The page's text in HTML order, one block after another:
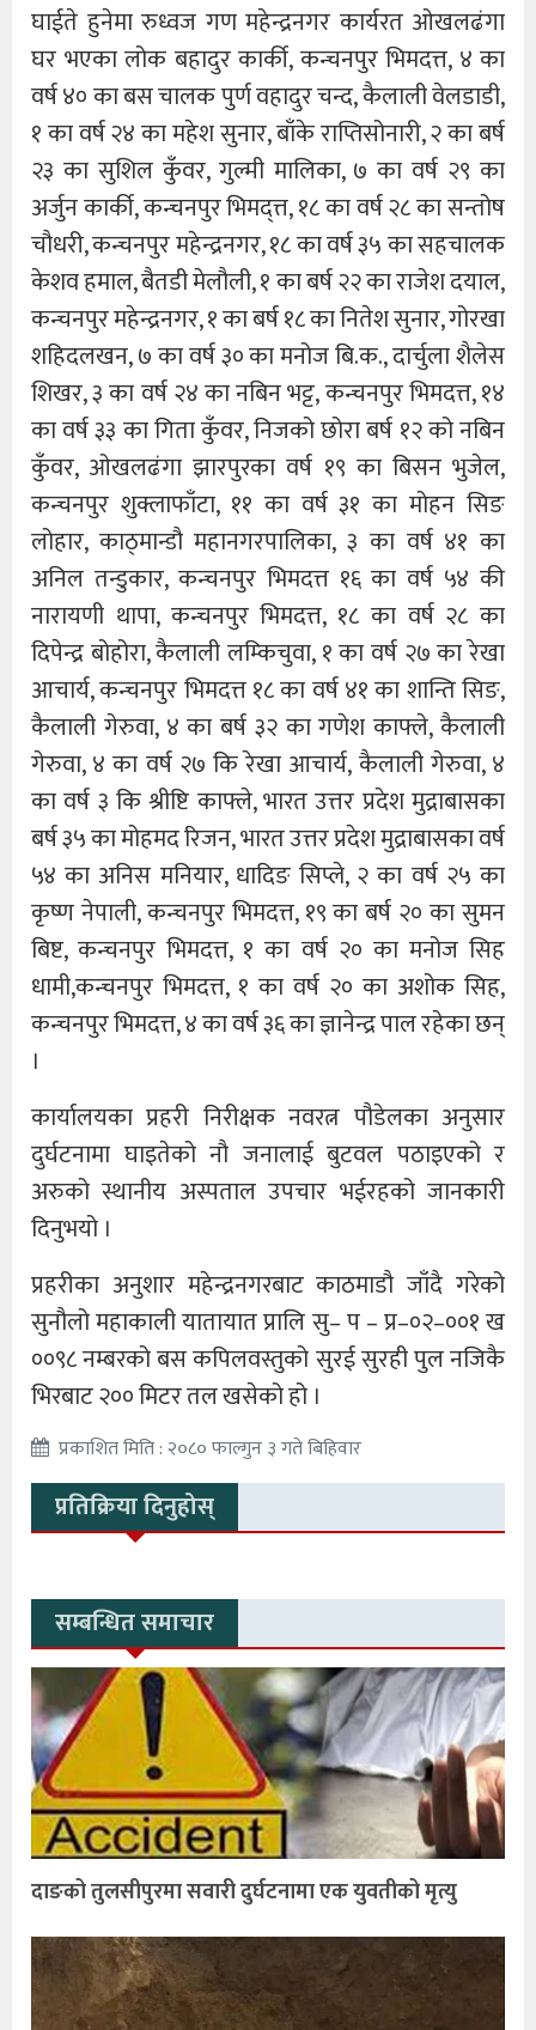
घाईते हुनेमा रुध्वज गण महेन्द्रनगर कार्यरत ओखलढंगा
घर भएका लोक बहादुर कार्की, कन्चनपुर भिमदत्त, ४ का
वर्ष ४० का बस चालक पुर्ण वहादुर चन्द, कैलाली वेलडाडी,
१ का वर्ष २४ का महेश सुनार, बाँके राप्तिसोनारी, २ का बर्ष
२३ का सुशिल कुँवर, गुल्मी मालिका, ७ का वर्ष २९ का
अर्जुन कार्की, कन्चनपुर भिमद्त्त, १८ का वर्ष २८ का सन्तोष
चौधरी, कन्चनपुर महेन्द्रनगर, १८ का वर्ष ३५ का सहचालक
केशव हमाल, बैतडी मेलौली, १ का बर्ष २२ का राजेश दयाल,
कन्चनपुर महेन्द्रनगर, १ का बर्ष १८ का नितेश सुनार, गोरखा
शहिदलखन, ७ का वर्ष ३० का मनोज बि.क., दार्चुला शैलेस
शिखर, ३ का वर्ष २४ का नबिन भट्ट, कन्चनपुर भिमदत्त, १४
का वर्ष ३३ का गिता कुँवर, निजको छोरा बर्ष १२ को नबिन
कुँवर, ओखलढंगा झारपुरका वर्ष १९ का बिसन भुजेल,
कन्चनपुर शुक्लाफाँटा, ११ का वर्ष ३१ का मोहन सिङ
लोहार, काठ्मान्डौ महानगरपालिका, ३ का वर्ष ४१ का
अनिल तन्डुकार, कन्चनपुर भिमदत्त १६ का वर्ष ५४ की
नारायणी थापा, कन्चनपुर भिमदत्त, १८ का वर्ष २८ का
दिपेन्द्र बोहोरा, कैलाली लम्किचुवा, १ का वर्ष २७ का रेखा
आचार्य, कन्चनपुर भिमदत्त १८ का वर्ष ४१ का शान्ति सिङ,
कैलाली गेरुवा, ४ का बर्ष ३२ का गणेश काफ्ले, कैलाली
गेरुवा, ४ का वर्ष २७ कि रेखा आचार्य, कैलाली गेरुवा, ४
का वर्ष ३ कि श्रीष्टि काफ्ले, भारत उत्तर प्रदेश मुद्राबासका
बर्ष ३५ का मोहमद रिजन, भारत उत्तर प्रदेश मुद्राबासका वर्ष
५४ का अनिस मनियार, धादिङ सिप्ले, २ का वर्ष २५ का
कृष्ण नेपाली, कन्चनपुर भिमदत्त, १९ का बर्ष २० का सुमन
बिष्ट, कन्चनपुर भिमदत्त, १ का वर्ष २० का मनोज सिह
धामी,कन्चनपुर भिमदत्त, १ का वर्ष २० का अशोक सिह,
कन्चनपुर भिमदत्त, ४ का वर्ष ३६ का ज्ञानेन्द्र पाल रहेका छन्
।
कार्यालयका प्रहरी निरीक्षक नवरत्न पौडेलका अनुसार
दुर्घटनामा घाइतेको नौ जनालाई बुटवल पठाइएको र
अरुको स्थानीय अस्पताल उपचार भईरहको जानकारी
दिनुभयो ।
प्रहरीका अनुशार महेन्द्रनगरबाट काठमाडौ जाँदै गरेको
सुनौलो महाकाली यातायात प्रालि सु– प – प्र–०२–००१ ख
००९८ नम्बरको बस कपिलवस्तुको सुरई सुरही पुल नजिकै
भिरबाट २०० मिटर तल खसेको हो ।
प्रकाशित मिति : २०८० फाल्गुन ३ गते बिहिवार
प्रतिक्रिया दिनुहोस्
सम्बन्धित समाचार
दाङको तुलसीपुरमा सवारी दुर्घटनामा एक युवतीको मृत्यु